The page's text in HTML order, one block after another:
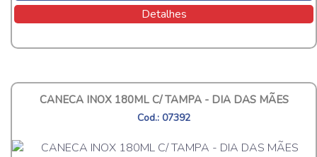
Detalhes
CANECA INOX 180ML C/ TAMPA - DIA DAS MÃES
Cod.: 07392